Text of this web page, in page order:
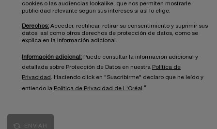
cookies o las audiencias lookalike, que nos permiten mostrarle
publicidad relevante según sus intereses si así lo elige.
Derechos: Acceder, rectificar, retirar su consentimiento y suprimir sus
datos, así como otros derechos de protección de datos, como se
explica en la información adicional.
Información adicional: Puede consultar la información adicional y
detallada sobre Protección de Datos en nuestra Política de
Privacidad
. Haciendo click en "Suscribirme" declaro que he leído y
entiendo la Política de Privacidad de L'Oréal *
ENVIAR